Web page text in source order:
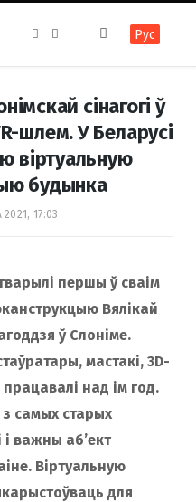
e
o
k
t
r
a
m
Рус
сінагогі ў
шлем. У Беларусі
віртуальную
будынка
17:03
першы ў сваім
Вялікай
ў Слоніме.
мастакі, 3D-
над ім год.
з самых старых
і важны аб’ект
Віртуальную
для